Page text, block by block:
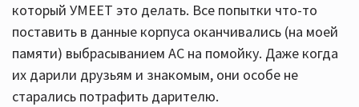
который УМЕЕТ это делать. Все попытки что-то
поставить в данные корпуса оканчивались (на моей
памяти) выбрасыванием АС на помойку. Даже когда
их дарили друзьям и знакомым, они особе не
старались потрафить дарителю.